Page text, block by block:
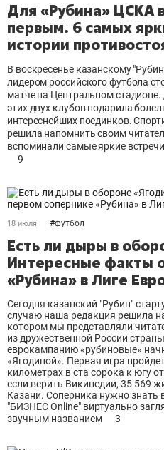
Для «Рубина» ЦСКА
первым. 6 самых
истории
В воскресенье казанскому
лидером российского футбола
матче на Центральном стадионе.
этих двух клубов подарила
интереснейших поединков.
решила напомнить своим
вспоминали самые яркие
9
18 июля #футбол
Есть ли дыры в
Интересные факты
«Рубина» в Лиге
Сегодня казанский "Рубин"
случаю наша редакция решила
котором мы представляли
из дружественной России
еврокампанию «рубиновые»
«Ягодиной». Первая игра
километрах в ста сорока к югу
если верить Википедии, 35 569
Казани. Соперника нужно знать
"БИЗНЕС Online" виртуально
звучным названием
3